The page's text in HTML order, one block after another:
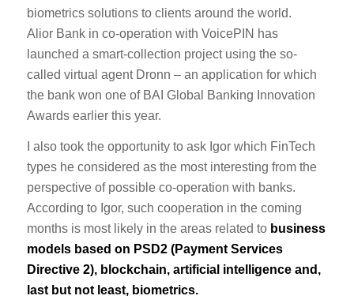
biometrics solutions to clients around the world.
Alior Bank in co-operation with VoicePIN has
launched a smart-collection project using the so-
called virtual agent Dronn – an application for which
the bank won one of BAI Global Banking Innovation
Awards earlier this year.
I also took the opportunity to ask Igor which FinTech
types he considered as the most interesting from the
perspective of possible co-operation with banks.
According to Igor, such cooperation in the coming
months is most likely in the areas related to business
models based on PSD2 (Payment Services
Directive 2), blockchain, artificial intelligence and,
last but not least, biometrics.